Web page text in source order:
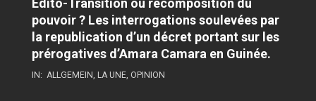
Edito-Transition ou recomposition du
pouvoir ? Les interrogations soulevées par
la republication d’un décret portant sur les
prérogatives d’Amara Camara en Guinée.
IN: ALLGEMEIN, LA UNE, OPINION